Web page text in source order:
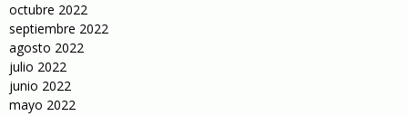
octubre 2022
septiembre 2022
agosto 2022
julio 2022
junio 2022
mayo 2022